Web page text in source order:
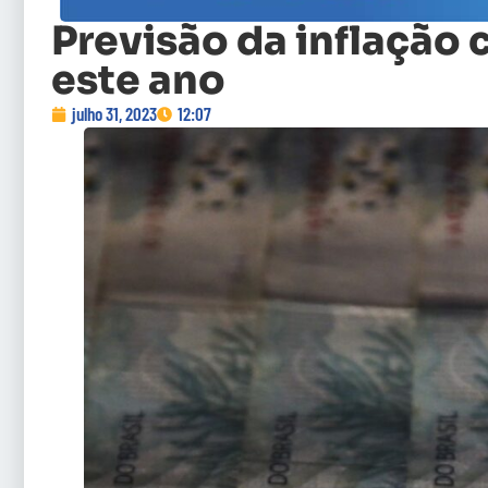
Previsão da inflação
este ano
julho 31, 2023 12:07